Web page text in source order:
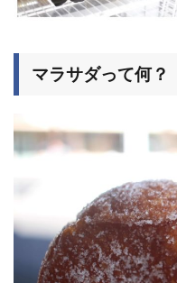
マラサダって何？